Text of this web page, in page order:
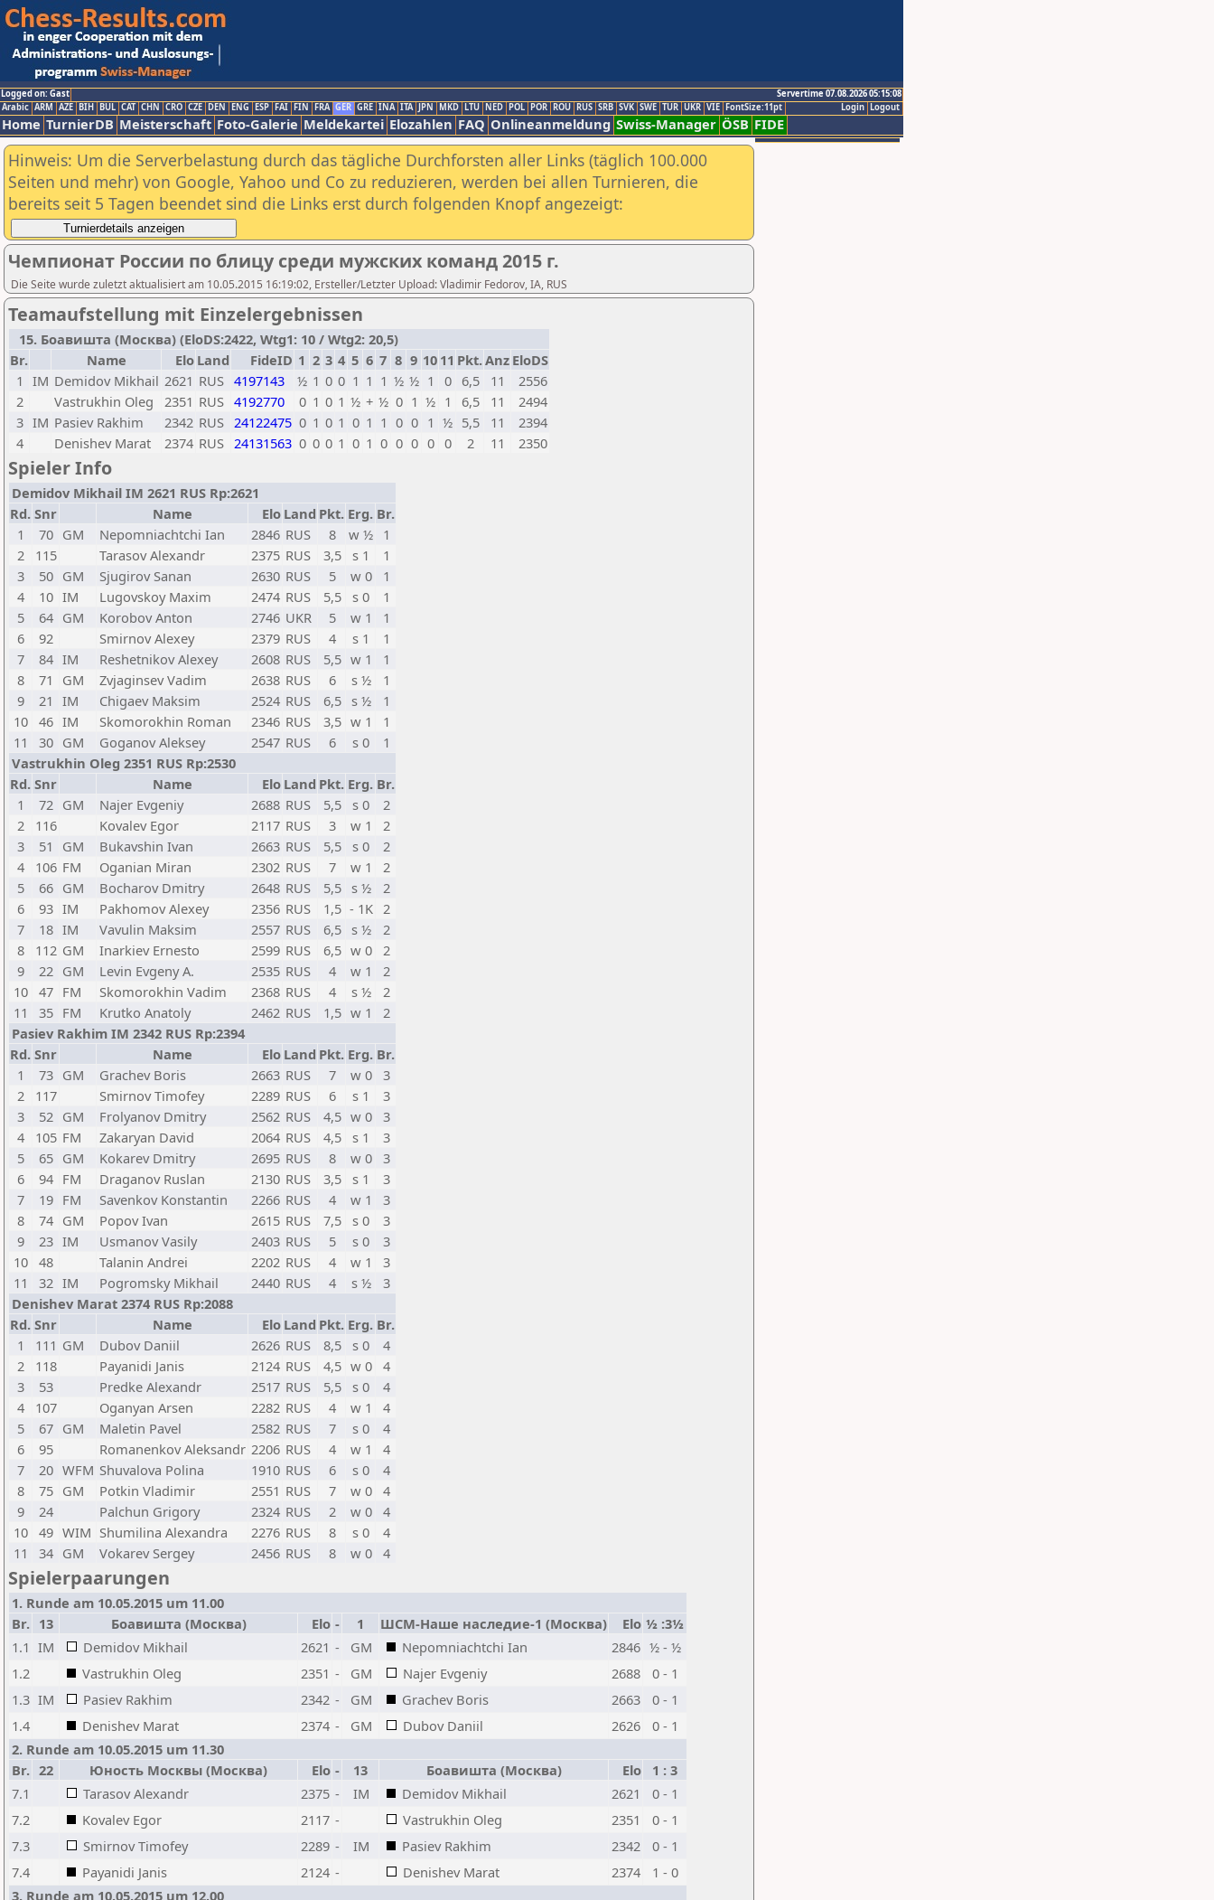
Logged on: Gast
Servertime 07.08.2026 05:15:08
Logout
Login
Arabic ARM AZE BIH BUL CAT CHN CRO CZE DEN ENG ESP FAI FIN FRA GER GRE INA ITA JPN MKD LTU NED POL POR ROU RUS SRB SVK SWE TUR UKR VIE FontSize:11pt
Home TurnierDB Meisterschaft Foto-Galerie Meldekartei Elozahlen FAQ Onlineanmeldung Swiss-Manager ÖSB FIDE
Hinweis: Um die Serverbelastung durch das tägliche Durchforsten aller Links (täglich 100.000
Seiten und mehr) von Google, Yahoo und Co zu reduzieren, werden bei allen Turnieren, die
bereits seit 5 Tagen beendet sind die Links erst durch folgenden Knopf angezeigt:
Чемпионат России по блицу среди мужских команд 2015 г.
Die Seite wurde zuletzt aktualisiert am 10.05.2015 16:19:02, Ersteller/Letzter Upload: Vladimir Fedorov, IA, RUS
Teamaufstellung mit Einzelergebnissen
15. Боавишта (Москва) (EloDS:2422, Wtg1: 10 / Wtg2: 20,5)
Br.
Name Elo Land FideID 1 2 3 4 5 6 7 8 9 10 11 Pkt.Anz EloDS
1 IM Demidov Mikhail 2621 RUS 4197143 ½ 1 0 0 1 1 1 ½ ½ 1 0 6,5 11
2556
2
Vastrukhin Oleg 2351 RUS 4192770 0 1 0 1 ½ + ½ 0 1 ½ 1 6,5 11
2494
3 IM Pasiev Rakhim 2342 RUS 24122475 0 1 0 1 0 1 1 0 0 1 ½ 5,5 11
2394
4
Denishev Marat 2374 RUS 24131563 0 0 0 1 0 1 0 0 0 0 0 2 11 2350
Spieler Info
Demidov Mikhail IM 2621 RUS Rp:2621
Rd. Snr Name Elo Land Pkt. Erg. Br.
1
70 GM Nepomniachtchi Ian 2846 RUS 8 w ½ 1
2
115 Tarasov Alexandr 2375 RUS 3,5 s 1
1
3
50 GM Sjugirov Sanan 2630 RUS 5 w 0
1
4
10 IM Lugovskoy Maxim 2474 RUS 5,5 s 0
1
5
64 GM Korobov Anton 2746 UKR 5 w 1
1
6
92 Smirnov Alexey 2379 RUS 4 s 1
1
7
84 IM Reshetnikov Alexey 2608 RUS 5,5 w 1
1
8
71 GM Zvjaginsev Vadim 2638 RUS 6 s ½
1
9
21 IM Chigaev Maksim 2524 RUS 6,5 s ½
1
10 46 IM Skomorokhin Roman 2346 RUS 3,5 w 1
1
11
30 GM Goganov Aleksey 2547 RUS 6 s 0
1
Vastrukhin Oleg 2351 RUS Rp:2530
Rd. Snr Name Elo Land Pkt. Erg. Br.
1
72 GM Najer Evgeniy 2688 RUS 5,5 s 0
2
2
116 Kovalev Egor 2117 RUS 3 w 1
2
3
51 GM Bukavshin Ivan 2663 RUS 5,5 s 0
2
4
106 FM Oganian Miran 2302 RUS 7 w 1
2
5
66 GM Bocharov Dmitry 2648 RUS 5,5 s ½
2
6
93 IM Pakhomov Alexey 2356 RUS 1,5 - 1K 2
7
18 IM Vavulin Maksim 2557 RUS 6,5 s ½
2
8
112 GM Inarkiev Ernesto 2599 RUS 6,5 w 0
2
9
22 GM Levin Evgeny A. 2535 RUS 4 w 1
2
10 47 FM Skomorokhin Vadim 2368 RUS 4 s ½
2
11
35 FM Krutko Anatoly 2462 RUS 1,5 w 1
2
Pasiev Rakhim IM 2342 RUS Rp:2394
Rd. Snr Name Elo Land Pkt. Erg. Br.
1
73 GM Grachev Boris 2663 RUS 7 w 0
3
2
117 Smirnov Timofey 2289 RUS 6 s 1
3
3
52 GM Frolyanov Dmitry 2562 RUS 4,5 w 0
3
4
105 FM Zakaryan David 2064 RUS 4,5 s 1
3
5
65 GM Kokarev Dmitry 2695 RUS 8 w 0
3
6
94 FM Draganov Ruslan 2130 RUS 3,5 s 1
3
7
19 FM Savenkov Konstantin 2266 RUS 4 w 1
3
8
74 GM Popov Ivan 2615 RUS 7,5 s 0
3
9
23 IM Usmanov Vasily 2403 RUS 5 s 0
3
10 48 Talanin Andrei 2202 RUS 4 w 1
3
11
32 IM Pogromsky Mikhail 2440 RUS 4 s ½
3
Denishev Marat 2374 RUS Rp:2088
Rd. Snr Name Elo Land Pkt. Erg. Br.
1
111 GM Dubov Daniil 2626 RUS 8,5 s 0
4
2
118 Payanidi Janis 2124 RUS 4,5 w 0
4
3
53 Predke Alexandr 2517 RUS 5,5 s 0
4
4
107 Oganyan Arsen 2282 RUS 4 w 1
4
5
67 GM Maletin Pavel 2582 RUS 7 s 0
4
6
95 Romanenkov Aleksandr 2206 RUS 4 w 1
4
7
20 WFM Shuvalova Polina 1910 RUS 6 s 0
4
8
75 GM Potkin Vladimir 2551 RUS 7 w 0
4
9
24 Palchun Grigory 2324 RUS 2 w 0
4
10 49 WIM Shumilina Alexandra 2276 RUS 8 s 0
4
11
34 GM Vokarev Sergey 2456 RUS 8 w 0 4
Spielerpaarungen
1. Runde am 10.05.2015 um 11.00
Br. 13 Боавишта (Москва) Elo - 1 ШСМ-Наше наследие-1 (Москва) Elo ½ :3½
1.1 IM Demidov Mikhail 2621 - GM Nepomniachtchi Ian 2846 ½ - ½
1.2
Vastrukhin Oleg 2351 - GM Najer Evgeniy 2688
0 - 1
1.3 IM Pasiev Rakhim 2342 - GM Grachev Boris 2663
0 - 1
1.4
Denishev Marat 2374 - GM Dubov Daniil 2626
0 - 1
2. Runde am 10.05.2015 um 11.30
Br. 22 Юность Москвы (Москва) Elo - 13 Боавишта (Москва) Elo
1 : 3
7.1
Tarasov Alexandr 2375 - IM Demidov Mikhail 2621
0 - 1
7.2
Kovalev Egor 2117 - Vastrukhin Oleg 2351
0 - 1
7.3
Smirnov Timofey 2289 - IM Pasiev Rakhim 2342
0 - 1
7.4
Payanidi Janis 2124 - Denishev Marat 2374
1 - 0
3. Runde am 10.05.2015 um 12.00